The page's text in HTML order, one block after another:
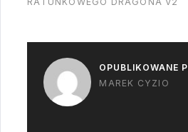
OPUBLIKOWANE
MAREK CYZIO